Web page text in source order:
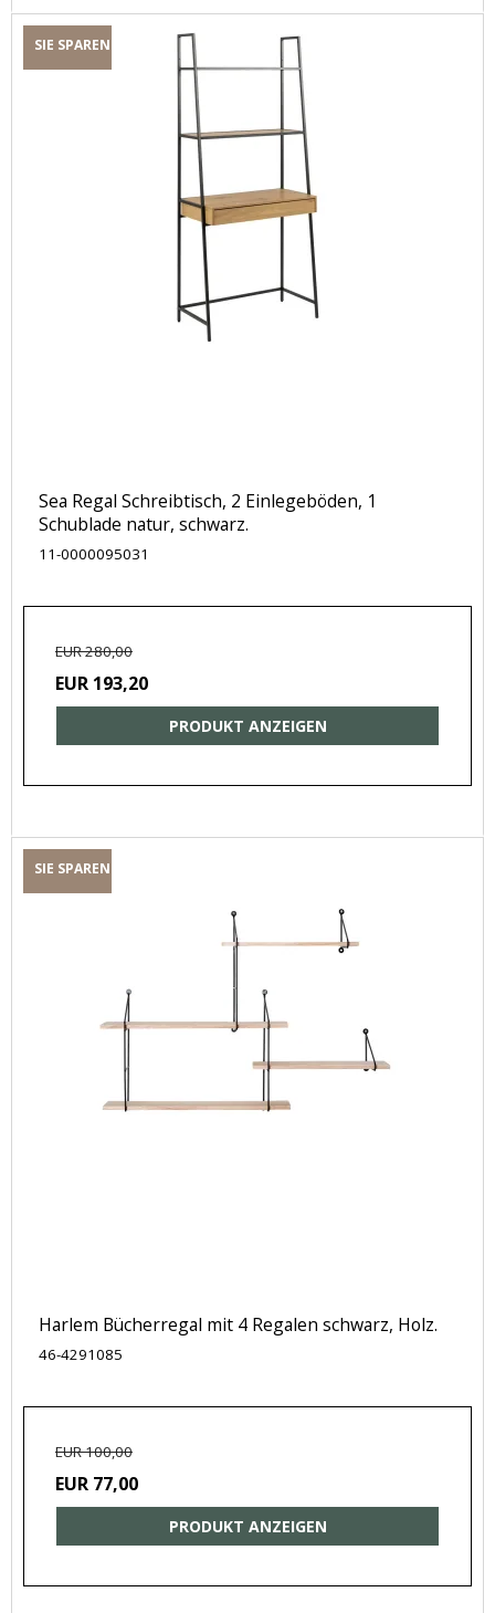
SIE SPAREN
Sea Regal Schreibtisch, 2 Einlegeböden, 1
Schublade natur, schwarz.
11-0000095031
EUR 280,00
EUR 193,20
PRODUKT ANZEIGEN
SIE SPAREN
Harlem Bücherregal mit 4 Regalen schwarz, Holz.
46-4291085
EUR 100,00
EUR 77,00
PRODUKT ANZEIGEN